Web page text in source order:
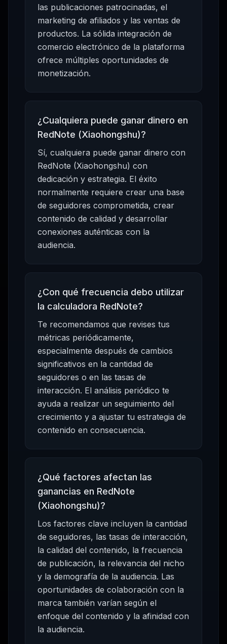
las publicaciones patrocinadas, el
marketing de afiliados y las ventas de
productos. La sólida integración de
comercio electrónico de la plataforma
ofrece múltiples oportunidades de
monetización.
¿Cualquiera puede ganar dinero en
RedNote (Xiaohongshu)?
Sí, cualquiera puede ganar dinero con
RedNote (Xiaohongshu) con
dedicación y estrategia. El éxito
normalmente requiere crear una base
de seguidores comprometida, crear
contenido de calidad y desarrollar
conexiones auténticas con la
audiencia.
¿Con qué frecuencia debo utilizar
la calculadora RedNote?
Te recomendamos que revises tus
métricas periódicamente,
especialmente después de cambios
significativos en la cantidad de
seguidores o en las tasas de
interacción. El análisis periódico te
ayuda a realizar un seguimiento del
crecimiento y a ajustar tu estrategia de
contenido en consecuencia.
¿Qué factores afectan las
ganancias en RedNote
(Xiaohongshu)?
Los factores clave incluyen la cantidad
de seguidores, las tasas de interacción,
la calidad del contenido, la frecuencia
de publicación, la relevancia del nicho
y la demografía de la audiencia. Las
oportunidades de colaboración con la
marca también varían según el
enfoque del contenido y la afinidad con
la audiencia.